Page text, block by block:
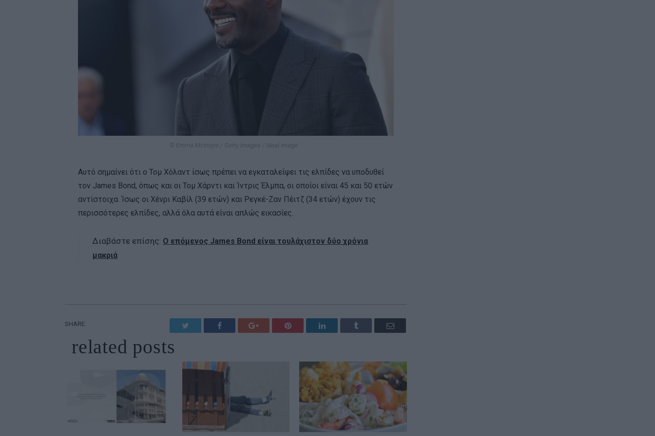
Αυτό σημαίνει ότι ο Τομ Χόλαντ ίσως πρέπει να εγκαταλείψει τις ελπίδες να υποδυθεί
τον James Bond, όπως και οι Τομ Χάρντι και Ίντρις Έλμπα, οι οποίοι είναι 45 και 50 ετών
αντίστοιχα. Ίσως οι Χένρι Καβίλ (39 ετών) και Ρεγκέ-Ζαν Πέιτζ (34 ετών) έχουν τις
περισσότερες ελπίδες, αλλά όλα αυτά είναι απλώς εικασίες.
Διαβάστε επίσης: Ο επόμενος James Bond είναι τουλάχιστον δύο χρόνια
μακριά
SHARE. Facebook Google+ Pinterest LinkedIn Tumblr Email
related posts